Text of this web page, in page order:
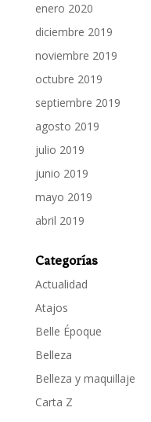
enero 2020
diciembre 2019
noviembre 2019
octubre 2019
septiembre 2019
agosto 2019
julio 2019
junio 2019
mayo 2019
abril 2019
Categorías
Actualidad
Atajos
Belle Époque
Belleza
Belleza y maquillaje
Carta Z